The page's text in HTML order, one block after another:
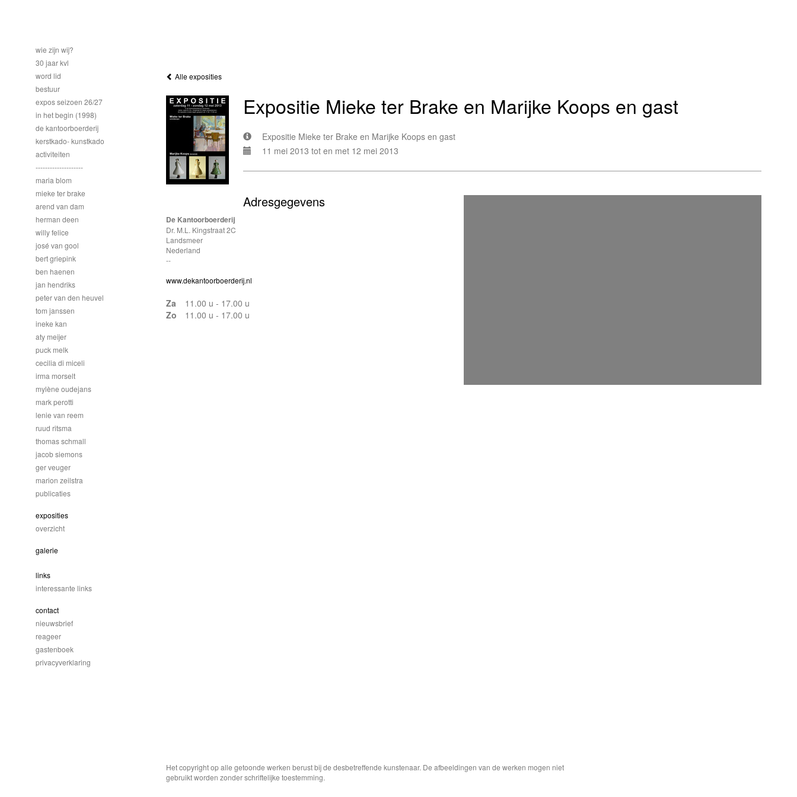
Alle exposities
Expositie Mieke ter Brake en Marijke Koops en gast
Expositie Mieke ter Brake en Marijke Koops en gast
11 mei 2013 tot en met 12 mei 2013
Adresgegevens
De Kantoorboerderij
Dr. M.L. Kingstraat 2C
Landsmeer
Nederland
--
www.dekantoorboerderij.nl
Za
11.00 u - 17.00 u
Zo
11.00 u - 17.00 u
wie zijn wij?
30 jaar kvl
word lid
bestuur
expos seizoen 26/27
in het begin (1998)
de kantoorboerderij
kerstkado- kunstkado
activiteiten
--------------------
maria blom
mieke ter brake
arend van dam
herman deen
willy felice
josé van gool
bert griepink
ben haenen
jan hendriks
peter van den heuvel
tom janssen
ineke kan
aty meijer
puck melk
cecilia di miceli
irma morselt
mylène oudejans
mark perotti
lenie van reem
ruud ritsma
thomas schmall
jacob siemons
ger veuger
marion zeilstra
publicaties
exposities
overzicht
galerie
links
interessante links
contact
nieuwsbrief
reageer
gastenboek
privacyverklaring
Het copyright op alle getoonde werken berust bij de desbetreffende kunstenaar. De afbeeldingen van de werken mogen niet
gebruikt worden zonder schriftelijke toestemming.